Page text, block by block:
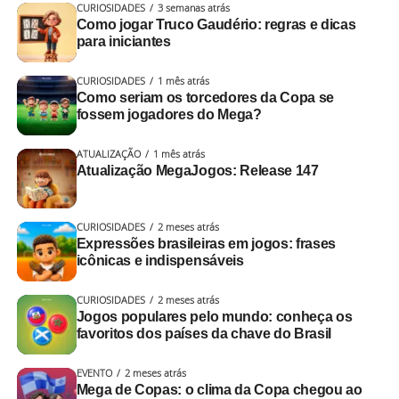
Fonte:
https://www.womenshistory.org/articles/monopolys-lost-
A dupla adversária pode:
Aceitar: o jogo continua com o novo valor
Fugir
: desiste da mão e concede os pontos atuais
Aumentar a aposta: escalando para retruco ou
vale 4
Alguma semelhança com algum coleguinha que você já
encontrou numa partida de
Cada carta jogada ganha uma análise completa
rodada, o Galvão interno aparece mais.
Aqui é com emoção e transmissão ao vivo!
1. Provocação calculada ou
descompensada
Toda disputa, por mais amigável que seja (ou comece),
tem aquele momento em que alguém coloca uma
pressão calculada no adversário, ou se descompensa e
CURIOSIDADES 3 semanas atrás
Como jogar Truco Gaudério: regras e dicas
para iniciantes
CURIOSIDADES 1 mês atrás
Como seriam os torcedores da Copa se
fossem jogadores do Mega?
ATUALIZAÇÃO 1 mês atrás
Atualização MegaJogos: Release 147
CURIOSIDADES 2 meses atrás
Expressões brasileiras em jogos: frases
icônicas e indispensáveis
CURIOSIDADES 2 meses atrás
Jogos populares pelo mundo: conheça os
favoritos dos países da chave do Brasil
EVENTO 2 meses atrás
Mega de Copas: o clima da Copa chegou ao